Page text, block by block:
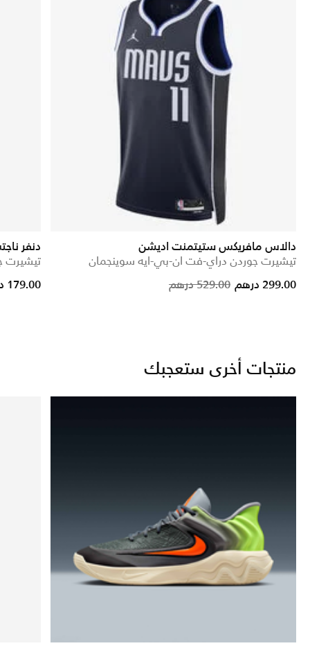
دالاس مافريكس ستيتمنت اديشن
تيشيرت جوردن دراي-فت ان-بي-ايه سوينجمان
Price reduced from
529.00 درهمto 299.00 درهم
دنفر
تيشيرت
179.00 درهم
منتجات أخرى ستعجبك